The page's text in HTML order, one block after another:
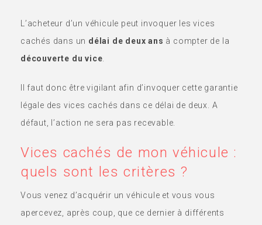
L’acheteur d’un véhicule peut invoquer les vices
cachés dans un délai de deux ans à compter de la
découverte du vice
Il faut donc être vigilant afin d’invoquer cette garantie
légale des vices cachés dans ce délai de deux. A
défaut, l’action ne sera pas recevable.
Vices cachés de mon véhicule :
quels sont les critères ?
Vous venez d’acquérir un véhicule et vous vous
apercevez, après coup, que ce dernier à différents